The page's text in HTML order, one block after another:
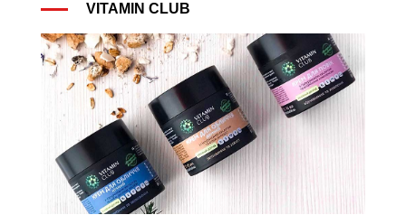
VITAMIN CLUB